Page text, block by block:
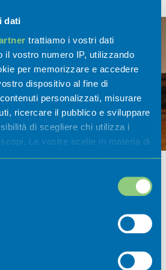
dati
trattiamo i vostri dati
il vostro numero IP, utilizzando
per memorizzare e accedere
dispositivo al fine di
personalizzati, misurare
ricercare il pubblico e sviluppare
di scegliere chi utilizza i
Le vostre scelte in materia di
solo su questa proprietà digitale
proprio consenso in qualsiasi
sui cookie o facendo clic
sulla tua posizione